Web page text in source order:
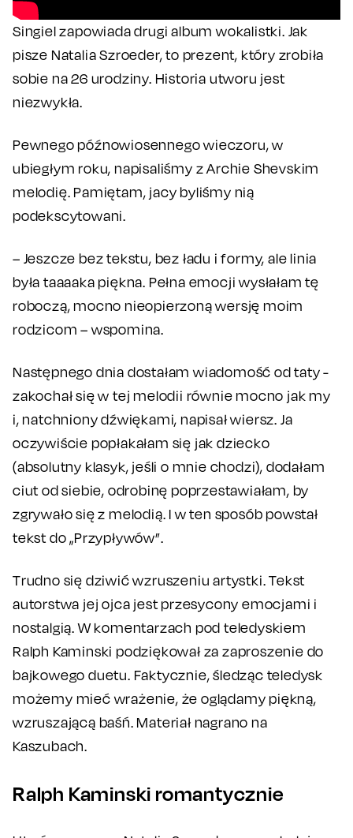
Singiel zapowiada drugi album wokalistki. Jak
pisze Natalia Szroeder, to prezent, który zrobiła
sobie na 26 urodziny. Historia utworu jest
niezwykła.
Pewnego późnowiosennego wieczoru, w
ubiegłym roku, napisaliśmy z Archie Shevskim
melodię. Pamiętam, jacy byliśmy nią
podekscytowani.
– Jeszcze bez tekstu, bez ładu i formy, ale linia
była taaaaka piękna. Pełna emocji wysłałam tę
roboczą, mocno nieopierzoną wersję moim
rodzicom – wspomina.
Następnego dnia dostałam wiadomość od taty -
zakochał się w tej melodii równie mocno jak my
i, natchniony dźwiękami, napisał wiersz. Ja
oczywiście popłakałam się jak dziecko
(absolutny klasyk, jeśli o mnie chodzi), dodałam
ciut od siebie, odrobinę poprzestawiałam, by
zgrywało się z melodią. I w ten sposób powstał
tekst do „Przypływów”.
Trudno się dziwić wzruszeniu artystki. Tekst
autorstwa jej ojca jest przesycony emocjami i
nostalgią. W komentarzach pod teledyskiem
Ralph Kaminski podziękował za zaproszenie do
bajkowego duetu. Faktycznie, śledząc teledysk
możemy mieć wrażenie, że oglądamy piękną,
wzruszającą baśń. Materiał nagrano na
Kaszubach.
Ralph Kaminski romantycznie